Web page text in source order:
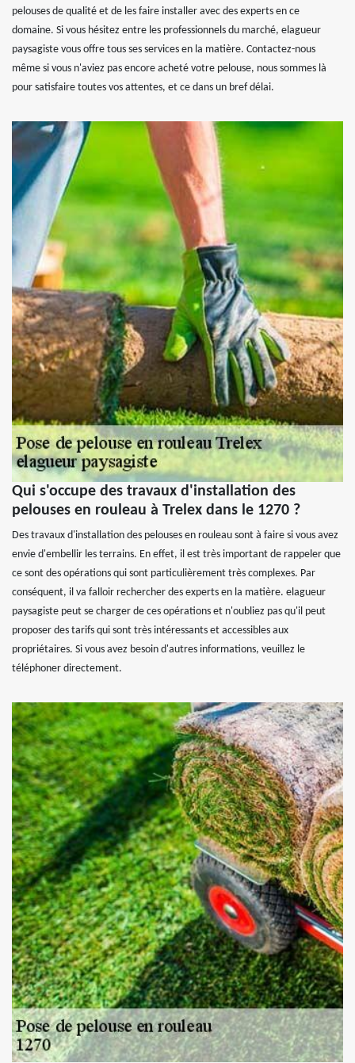
pelouses de qualité et de les faire installer avec des experts en ce
domaine. Si vous hésitez entre les professionnels du marché, elagueur
paysagiste vous offre tous ses services en la matière. Contactez-nous
même si vous n'aviez pas encore acheté votre pelouse, nous sommes là
pour satisfaire toutes vos attentes, et ce dans un bref délai.
Qui s'occupe des travaux d'installation des
pelouses en rouleau à Trelex dans le 1270 ?
Des travaux d'installation des pelouses en rouleau sont à faire si vous avez
envie d'embellir les terrains. En effet, il est très important de rappeler que
ce sont des opérations qui sont particulièrement très complexes. Par
conséquent, il va falloir rechercher des experts en la matière. elagueur
paysagiste peut se charger de ces opérations et n'oubliez pas qu'il peut
proposer des tarifs qui sont très intéressants et accessibles aux
propriétaires. Si vous avez besoin d'autres informations, veuillez le
téléphoner directement.